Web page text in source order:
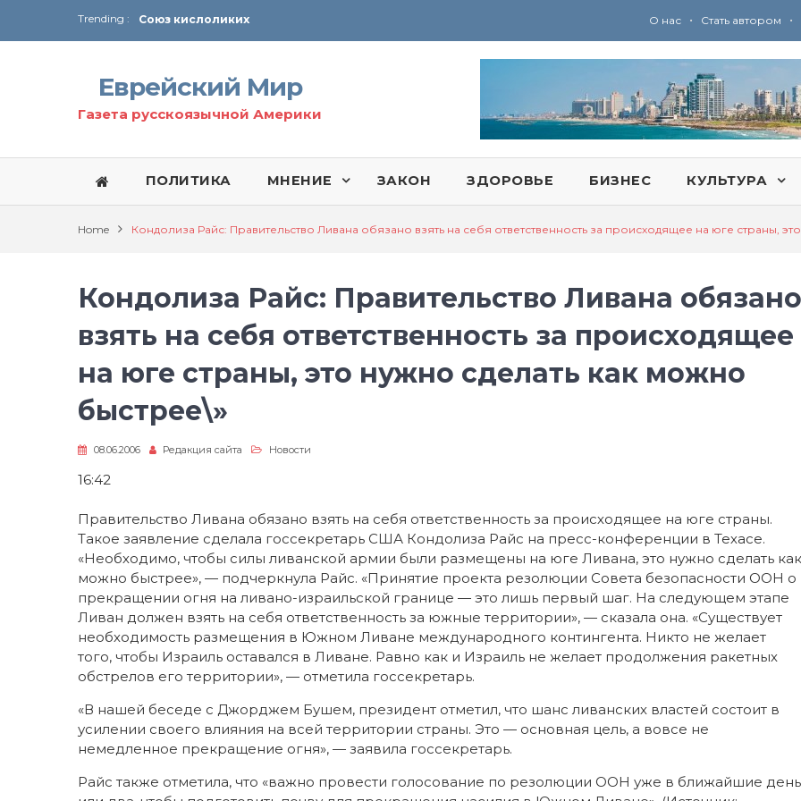
Trending :
Соглашение США с Ираном
Технология Революции в Иране
Ю
ридические услуги адвокатской коллегии «Эли Гервиц»: полное сопровождение на всех этапах
От Ирана до Ливана и Газы
О нас • Стать автором •
Еврейский Мир
Газета русскоязычной Америки
ПОЛИТИКА МНЕНИЕ ЗАКОН ЗДОРОВЬЕ БИЗНЕС КУЛЬТУРА
Home Кондолиза Райс: Правительство Ливана обязано взять на себя ответственность за происходящее на юге страны,
Кондолиза Райс: Правительство Ливана обязано
взять на себя ответственность за происходящее
на юге страны, это нужно сделать как можно
быстрее\»
08.06.2006 Редакция сайта Новости
16:42
Правительство Ливана обязано взять на себя ответственность за происходящее на юге страны.
Такое заявление сделала госсекретарь США Кондолиза Райс на пресс-конференции в Техасе.
«Необходимо, чтобы силы ливанской армии были размещены на юге Ливана, это нужно сделать как
можно быстрее», — подчеркнула Райс. «Принятие проекта резолюции Совета безопасности ООН о
прекращении огня на ливано-израильской границе — это лишь первый шаг. На следующем этапе
Ливан должен взять на себя ответственность за южные территории», — сказала она. «Существует
необходимость размещения в Южном Ливане международного контингента. Никто не желает
того, чтобы Израиль оставался в Ливане. Равно как и Израиль не желает продолжения ракетных
обстрелов его территории», — отметила госсекретарь.
«В нашей беседе с Джорджем Бушем, президент отметил, что шанс ливанских властей состоит в
усилении своего влияния на всей территории страны. Это — основная цель, а вовсе не
немедленное прекращение огня», — заявила госсекретарь.
Райс также отметила, что «важно провести голосование по резолюции ООН уже в ближайшие день